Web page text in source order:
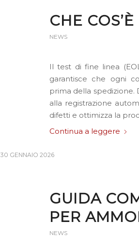
CHE
NEWS
Il test di fine linea
garantisce che ogni
prima della spedizione.
alla registrazione
difetti e ottimizza la
Continua a leggere
30 GENNAIO 2026
GUIDA
PER
NEWS